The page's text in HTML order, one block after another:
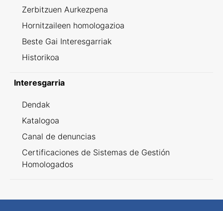
Zerbitzuen Aurkezpena
Hornitzaileen homologazioa
Beste Gai Interesgarriak
Historikoa
Interesgarria
Dendak
Katalogoa
Canal de denuncias
Certificaciones de Sistemas de Gestión
Homologados